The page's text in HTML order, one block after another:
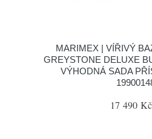
MARIMEX | VÍŘIVÝ
GREYSTONE DELUXE
VÝHODNÁ SADA
17 490 Kč